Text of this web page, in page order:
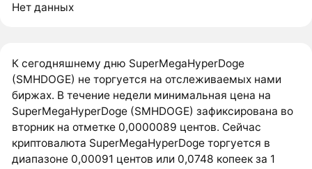
Нет данных
К сегодняшнему дню SuperMegaHyperDoge
(SMHDOGE) не торгуется на отслеживаемых нами
биржах. В течение недели минимальная цена на
SuperMegaHyperDoge (SMHDOGE) зафиксирована во
вторник на отметке 0,0000089 центов. Сейчас
криптовалюта SuperMegaHyperDoge торгуется в
диапазоне 0,00091 центов или 0,0748 копеек за 1